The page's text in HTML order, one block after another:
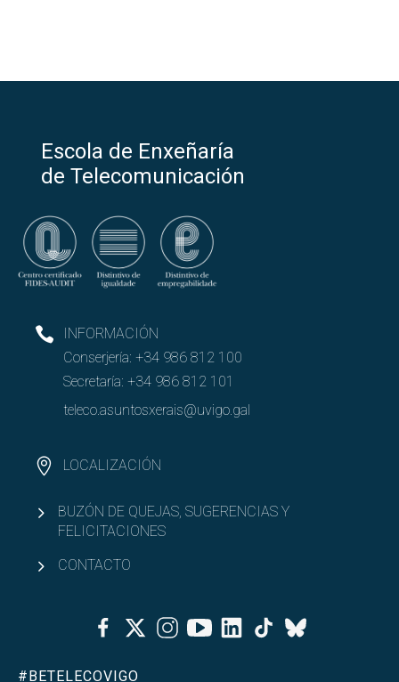
Escola de Enxeñaría
de Telecomunicación
INFORMACIÓN
Conserjería: +34 986 812 100
Secretaría: +34 986 812 101
teleco.asuntosxerais@uvigo.gal
LOCALIZACIÓN
BUZÓN DE QUEJAS, SUGERENCIAS Y
FELICITACIONES
CONTACTO
FacebookTwitterInstagramYoutubeLinkedinTiktok
Bluesky
#BETELECOVIGO